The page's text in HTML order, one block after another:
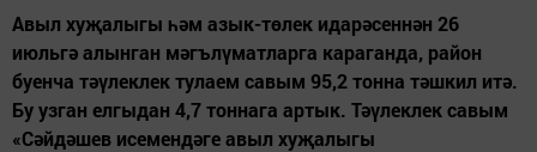
Авыл хуҗалыгы һәм азык-төлек идарәсеннән 26
июльгә алынган мәгълүматларга караганда, район
буенча тәүлеклек тулаем савым 95,2 тонна тәшкил итә.
Бу узган елгыдан 4,7 тоннага артык. Тәүлеклек савым
«Сәйдәшев исемендәге авыл хуҗалыгы